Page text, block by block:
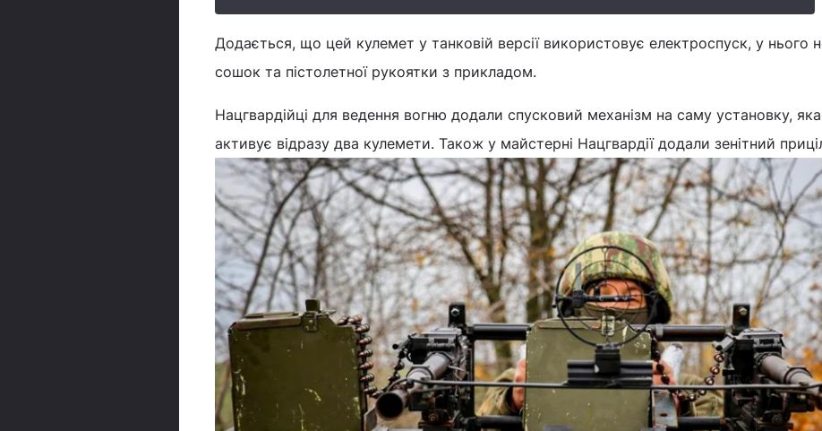
Додається, що цей кулемет у танковій версії використовує електроспуск, у нього
сошок та пістолетної рукоятки з прикладом.
Нацгвардійці для ведення вогню додали спусковий механізм на саму установку, яка
активує відразу два кулемети. Також у майстерні Нацгвардії додали зенітний